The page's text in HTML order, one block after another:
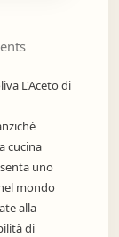
L'Aceto di
cucina
uno
mondo
alla
di